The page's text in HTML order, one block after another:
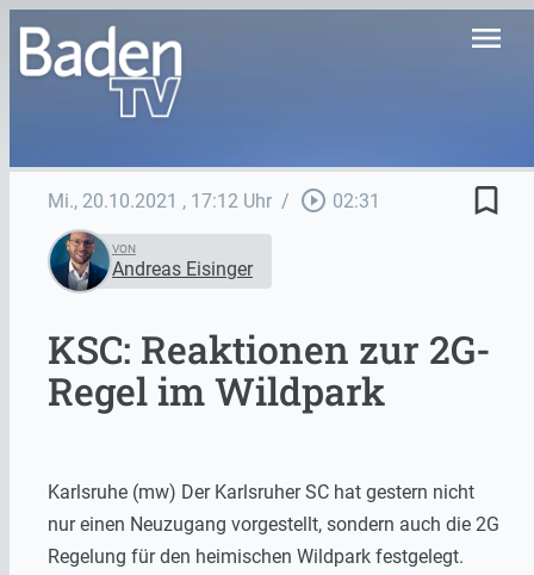
menu
Mi., 20.10.2021 , 17:12 Uhr / play_circle_outline 02:31 bookmark_border
VON
Andreas Eisinger
KSC: Reaktionen zur 2G-
Regel im Wildpark
Karlsruhe (mw) Der Karlsruher SC hat gestern nicht
nur einen Neuzugang vorgestellt, sondern auch die 2G
Regelung für den heimischen Wildpark festgelegt.